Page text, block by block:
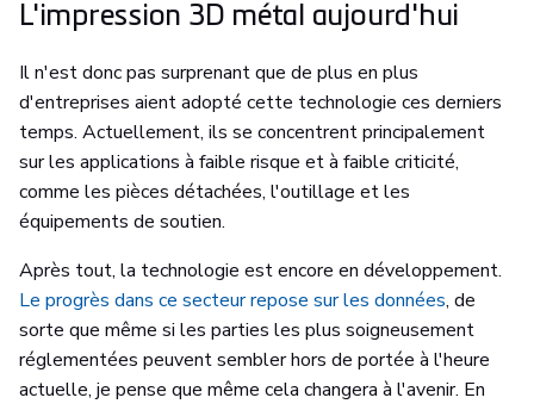
L'impression 3D métal aujourd'hui
Il n'est donc pas surprenant que de plus en plus
d'entreprises aient adopté cette technologie ces derniers
temps. Actuellement, ils se concentrent principalement
sur les applications à faible risque et à faible criticité,
comme les pièces détachées, l'outillage et les
équipements de soutien.
Après tout, la technologie est encore en développement.
Le progrès dans ce secteur repose sur les données, de
sorte que même si les parties les plus soigneusement
réglementées peuvent sembler hors de portée à l'heure
actuelle, je pense que même cela changera à l'avenir. En